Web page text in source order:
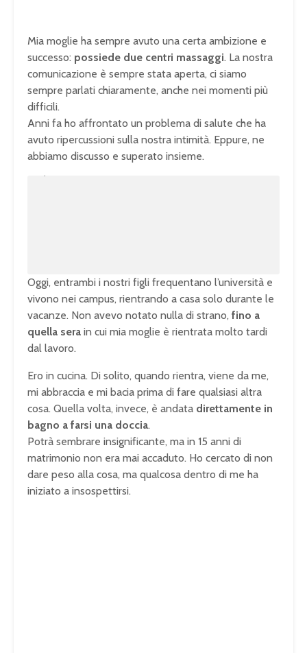
Mia moglie ha sempre avuto una certa ambizione e
successo: possiede due centri massaggi. La nostra
comunicazione è sempre stata aperta, ci siamo
sempre parlati chiaramente, anche nei momenti più
difficili.
Anni fa ho affrontato un problema di salute che ha
avuto ripercussioni sulla nostra intimità. Eppure, ne
abbiamo discusso e superato insieme.
Oggi, entrambi i nostri figli frequentano l’università e
vivono nei campus, rientrando a casa solo durante le
vacanze. Non avevo notato nulla di strano, fino a
quella sera in cui mia moglie è rientrata molto tardi
dal lavoro.
Ero in cucina. Di solito, quando rientra, viene da me,
mi abbraccia e mi bacia prima di fare qualsiasi altra
cosa. Quella volta, invece, è andata direttamente in
bagno a farsi una doccia.
Potrà sembrare insignificante, ma in 15 anni di
matrimonio non era mai accaduto. Ho cercato di non
dare peso alla cosa, ma qualcosa dentro di me ha
iniziato a insospettirsi.